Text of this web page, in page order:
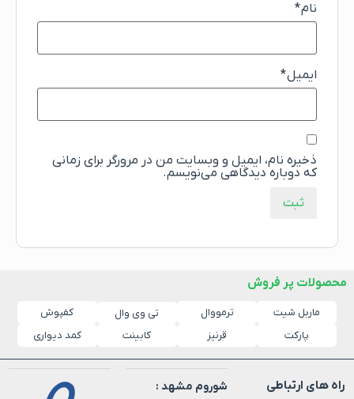
نام*
ایمیل*
ذخیره نام، ایمیل و وبسایت من در مرورگر برای زمانی
که دوباره دیدگاهی می‌نویسم.
محصولات پر فروش
ماربل شیت ترمووال تی وی وال
کفپوش
پارکت
قرنیز کابینت کمد دیواری
راه های ارتباطی
شوروم مشهد :